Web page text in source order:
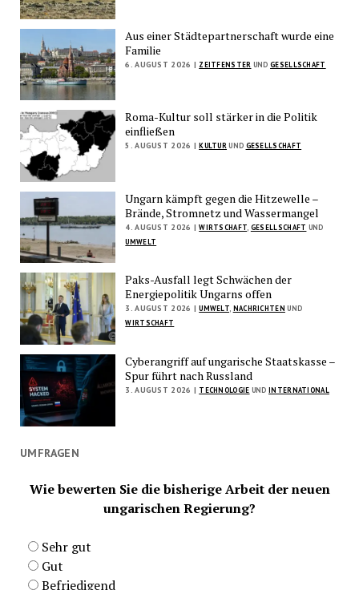
Aus einer Städtepartnerschaft wurde eine
Familie
6. AUGUST 2026 | ZEITFENSTER UNDGESELLSCHAFT
Roma-Kultur soll stärker in die Politik
einfließen
5. AUGUST 2026 | KULTURUND GESELLSCHAFT
Ungarn kämpft gegen die Hitzewelle –
Brände, Stromnetz und Wassermangel
4. AUGUST 2026 | WIRTSCHAFT GESELLSCHAFT UND
UMWELT
Paks-Ausfall legt Schwächen der
Energiepolitik Ungarns offen
3. AUGUST 2026 | UMWELT, NACHRICHTEN UND
WIRTSCHAFT
Cyberangriff auf ungarische Staatskasse –
Spur führt nach Russland
3. AUGUST 2026 | TECHNOLOGIE UNDINTERNATIONAL
UMFRAGEN
Wie bewerten Sie die bisherige Arbeit der neuen
ungarischen Regierung?
Sehr gut
Gut
Befriedigend